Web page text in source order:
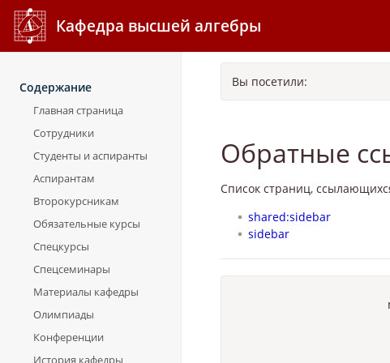
Кафедра высшей алгебры
Содержание
Главная страница
Сотрудники
Студенты и аспиранты
Аспирантам
Второкурсникам
Обязательные курсы
Спецкурсы
Спецсеминары
Материалы кафедры
Олимпиады
Конференции
История кафедры
Вы посетили:
Обратные
Список страниц,
shared:sidebar
sidebar